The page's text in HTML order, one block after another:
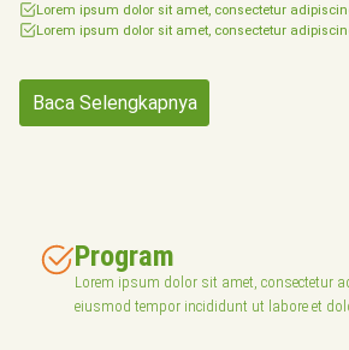
Lorem ipsum dolor sit amet, consectetur
Lorem ipsum dolor sit amet, consectetur
Baca Selengkapnya
Program
Lorem ipsum dolor sit amet, consectetur
eiusmod tempor incididunt ut labore et